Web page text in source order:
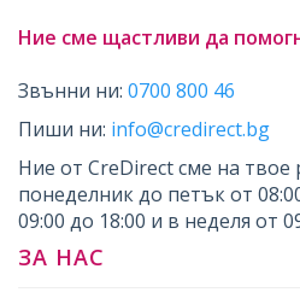
Ние сме щастливи да
Звънни ни: 0700 800 46
Пиши ни: info@credirect.bg
Ние от CreDirect сме на
понеделник до петък от
09:00 до 18:00 и в неделя от
ЗА НАС